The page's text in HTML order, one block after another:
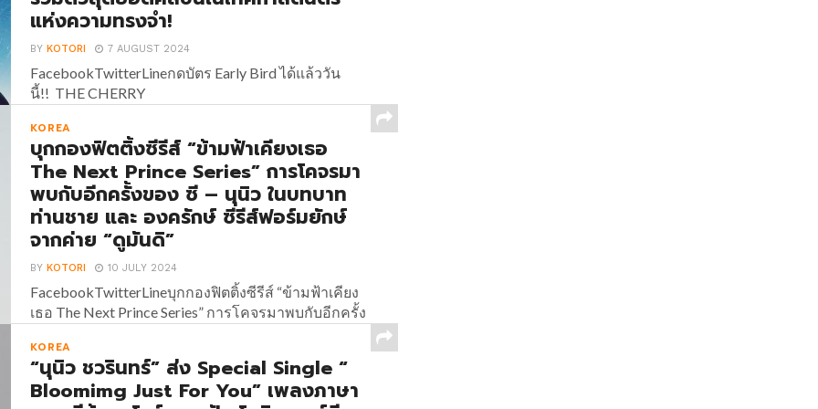
แห่งความทรงจำ!
BYKOTORI 7 AUGUST 2024
FacebookTwitterLineกดบัตร Early Bird ได้แล้ววัน
นี้!! THE CHERRY
ยอดศิลปินในเทศกาลดนตรีแห่งความทรงจำ! เตรียม
ตัวให้พร้อมสำหรับค่ำคืนแห่งความทรงจำครั้งแรกใน
กรุงเทพฯ! เทศกาลดนตรีที่รวบรวมศิลปินสุดฮอต และ
เป็นที่นิยมทั้งประเทศไทย และประเทศเกาหลีใต้ โดยผู้
จัด Rockski Live นำทัพศิลปินด้วย Lucas (ลูคัส) ซูเปอร์
สตาร์ KPOP กับการคัมแบคเดี่ยวในไทยครั้งแรกที่ทุก
คนรอคอย, Jimmy Brown นักร้อง Indie R&B สัญชาติ
เกาหลี ที่ทัวร์คอนเสิร์ตไปทั่วโลก...
KOREA
บุกกองฟิตติ้งซีรีส์ “ข้ามฟ้าเคียงเธอ
The Next Prince Series” การโคจรมา
พบกับอีกครั้งของ ซี – นุนิว ในบทบาท
ท่านชาย และ องครักษ์ ซีรีส์ฟอร์มยักษ์
จากค่าย “ดูมันดิ”
BYKOTORI 10 JULY 2024
FacebookTwitterLineบุกกองฟิตติ้งซีรีส์ “ข้ามฟ้าเคียง
เธอ The Next Prince Series” การโคจรมาพบกับอีกครั้ง
ฟอร์มยักษ์จากค่าย “ดูมันดิ”...
KOREA
“นุนิว ชวรินทร์” ส่ง Special Single “
Bloomimg Just For You” เพลงภาษา